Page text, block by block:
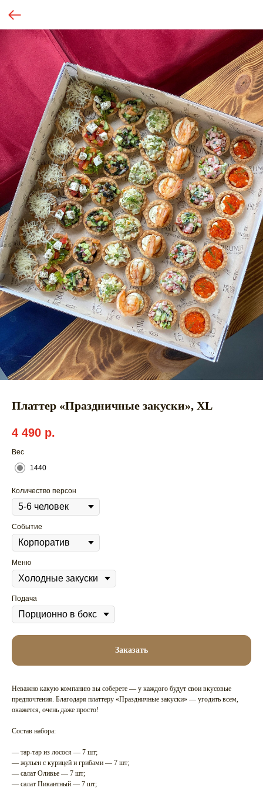
Платтер «Праздничные закуски», ХL
4 490 р.
Вес
1440
Количество персон
Событие
Меню
Подача
Заказать
Неважно какую компанию вы соберете — у каждого будут свои вкусовые
предпочтения. Благодаря платтеру «Праздничные закуски» — угодить всем,
окажется, очень даже просто!
Состав набора:
— тар-тар из лосося — 7 шт;
— жульен с курицей и грибами — 7 шт;
— салат Оливье — 7 шт;
— салат Пикантный — 7 шт;